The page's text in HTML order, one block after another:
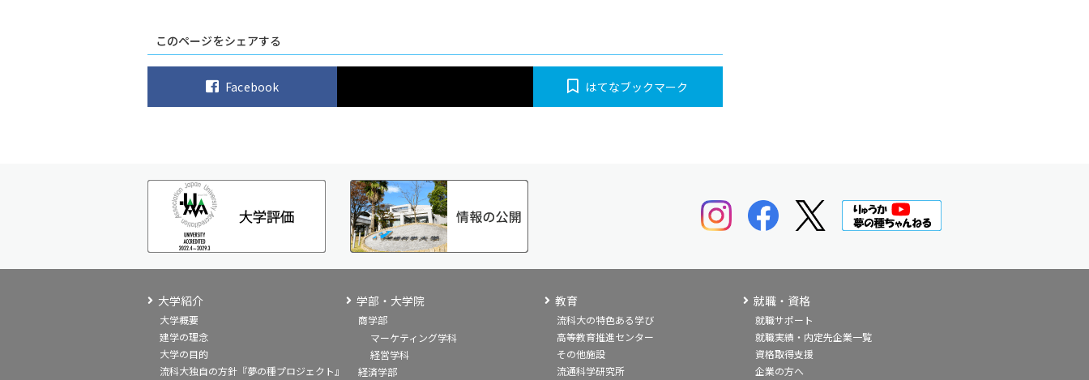
特
このページをシェアする
Facebook はてなブックマーク
大学紹介
大学概要
建学の理念
大学の目的
流科大独自の方針『夢の種プロジェクト』
学部・大学院
商学部
マーケティング学科
経営学科
経済学部
教育
流科大の特色ある学び
高等教育推進センター
その他施設
流通科学研究所
就職・資格
就職サポート
就職実績・内定先企業一覧
資格取得支援
企業の方へ